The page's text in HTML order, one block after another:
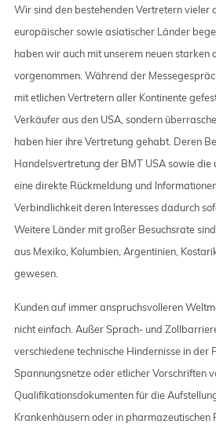
Wir sind den bestehenden Vertretern vieler
europäischer sowie asiatischer Länder
haben wir auch mit unserem neuen starken
vorgenommen. Während der
mit etlichen Vertretern aller Kontinente
Verkäufer aus den USA, sondern
haben hier ihre Vertretung gehabt. Deren
Handelsvertretung der BMT USA sowie
eine direkte Rückmeldung und
Verbindlichkeit deren Interesses dadurch
Weitere Länder mit großer Besuchsrate
aus Mexiko, Kolumbien, Argentinien,
gewesen.
Kunden auf immer anspruchsvolleren
nicht einfach. Außer Sprach- und
verschiedene technische Hindernisse in der
Spannungsnetze oder etlicher Vorschriften
Qualifikationsdokumenten für die
Krankenhäusern oder in pharmazeutischen